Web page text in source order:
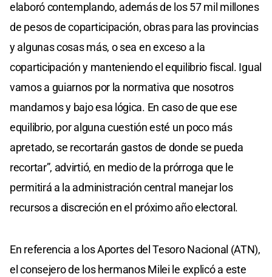
elaboró contemplando, además de los 57 mil millones
de pesos de coparticipación, obras para las provincias
y algunas cosas más, o sea en exceso a la
coparticipación y manteniendo el equilibrio fiscal. Igual
vamos a guiarnos por la normativa que nosotros
mandamos y bajo esa lógica. En caso de que ese
equilibrio, por alguna cuestión esté un poco más
apretado, se recortarán gastos de donde se pueda
recortar”, advirtió, en medio de la prórroga que le
permitirá a la administración central manejar los
recursos a discreción en el próximo año electoral.
En referencia a los Aportes del Tesoro Nacional (ATN),
el consejero de los hermanos Milei le explicó a este